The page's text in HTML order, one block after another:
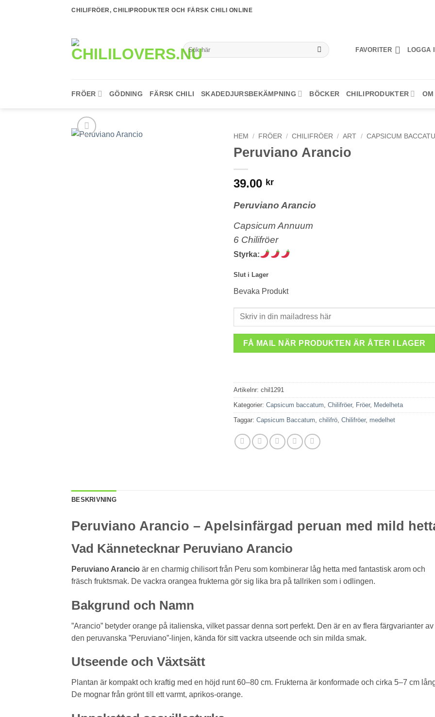
CHILIFRÖER, CHILIPRODUKTER OCH FÄRSK CHILI ONLINE
Sök
efter:
FAVORITER LOGGA
FRÖER GÖDNING FÄRSK CHILI SKADEDJURSBEKÄMPNING BÖCKER CHILIPRODUKTER OM
HEM / FRÖER / CHILIFRÖER / ART / CAPSICUM
Peruviano Arancio
39.00 kr
Peruviano Arancio
Capsicum Annuum
6 Chilifröer
Styrka:
Slut i Lager
Bevaka Produkt
FÅ MAIL NÄR PRODUKTEN ÄR ÅTER I LAGER
Artikelnr: chil1291
Kategorier: Capsicum baccatum Chilifröer, Fröer, Medelheta
Taggar: Capsicum Baccatum chilifrö, Chilifröer, medelhet
BESKRIVNING
Peruviano Arancio – Apelsinfärgad peruan med mild
Vad Kännetecknar Peruviano Arancio
Peruviano Arancio är en charmig chilisort från Peru som kombinerar låg hetta med fantastisk arom och
fräsch fruktsmak. De vackra orangea frukterna gör sig lika bra på tallriken som i odlingen.
Bakgrund och Namn
”Arancio” betyder orange på italienska, vilket passar denna sort perfekt. Den är en av flera färgvarianter av
den peruvanska ”Peruviano”-linjen, kända för sitt vackra utseende och sin milda smak.
Utseende och Växtsätt
Plantan är kompakt och kraftig med en höjd runt 60–80 cm. Frukterna är konformade och cirka 5–7 cm
De mognar från grönt till ett varmt, aprikos-orange.